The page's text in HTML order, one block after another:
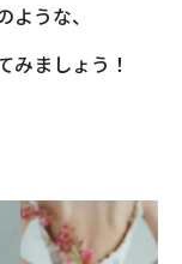
うな、
みましょう！